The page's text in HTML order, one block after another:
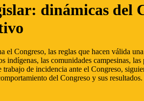
dinámicas del
el Congreso, las reglas que hacen válida
indígenas, las comunidades campesinas,
trabajo de incidencia ante el Congreso,
del Congreso y sus resultados.